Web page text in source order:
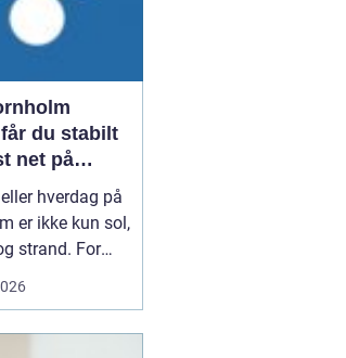
du stabilt
net på
hverdag på
er ikke kun sol,
strand. For
en stabil